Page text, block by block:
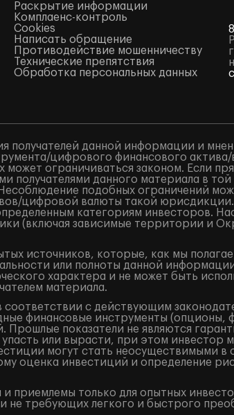
Раскрытие информации
Комплаенс-контроль
Cookies
Написать обращение
Противодействие мошенничеству
Технические препятствия
Обработка персональных данных
получателей данной информации и
цифрового финансового
ограничиваться законом. Если
получателями данного материала в
подобных ограничений
цифровой валюты такой
категориям инвесторов.
(включая зависимые территории и
источников, которые, как мы
или полноты данной
характера и не может быть
материала.
с действующим
финансовые инструменты (опционы,
показатели не являются
или вырасти, при этом инвестор
могут стать неосуществимыми в
оценка инвестиций и определение
приемлемы только для опытных
требующих легкого и быстрого